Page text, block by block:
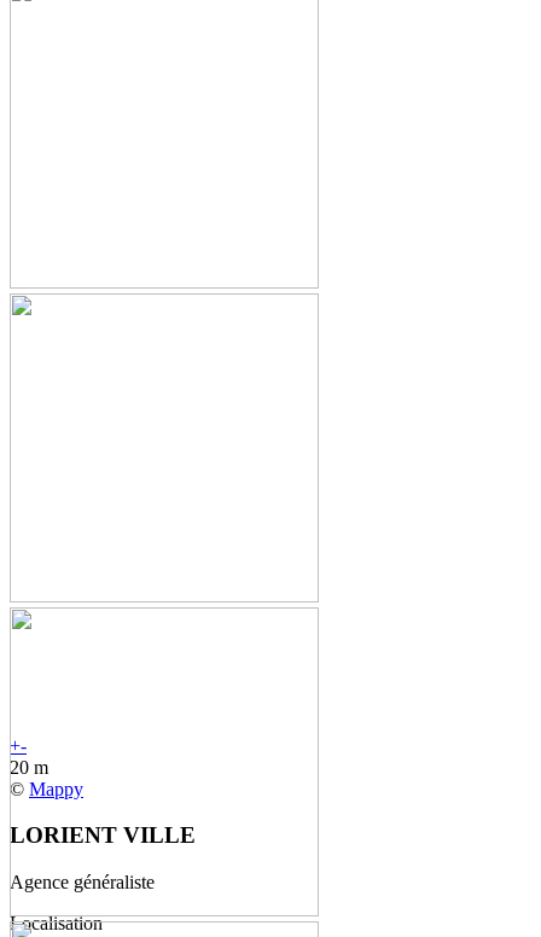
+-
20 m
© Mappy
LORIENT VILLE
Agence généraliste
Localisation